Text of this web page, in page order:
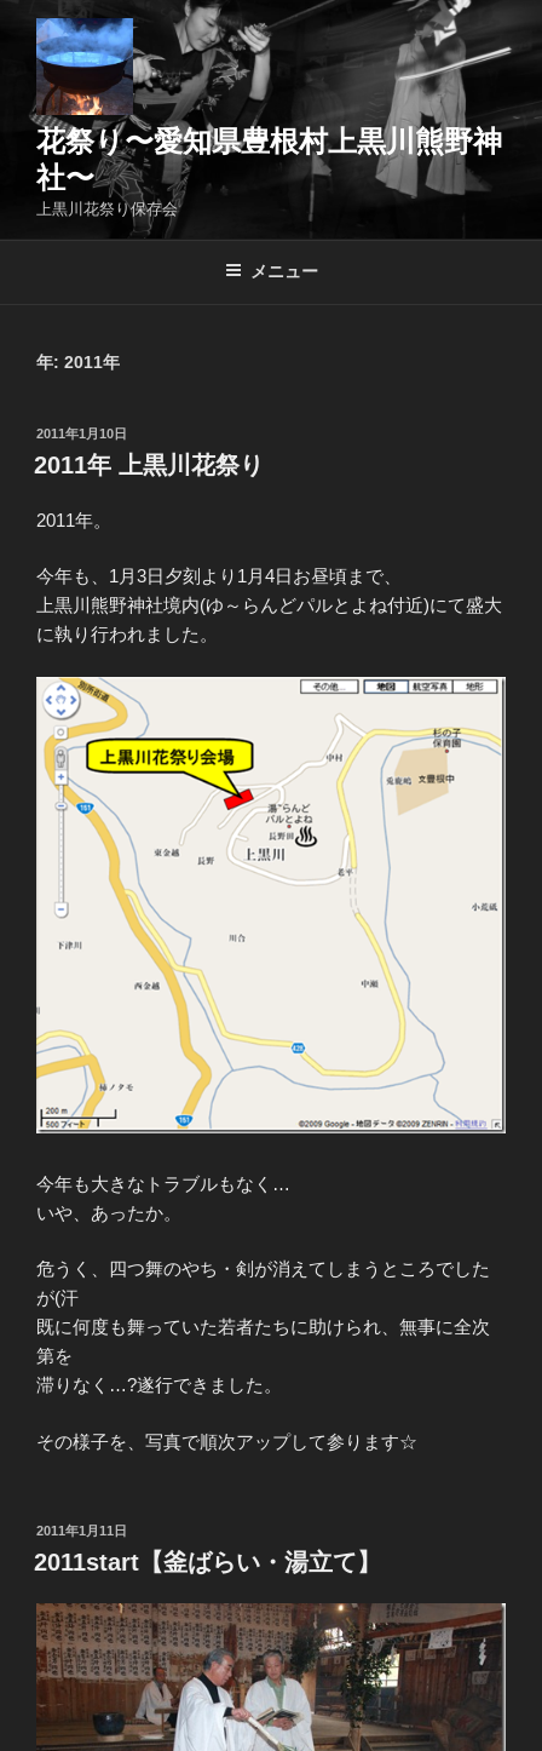
ッ
花祭り〜愛知県豊根村上黒川熊野神
社〜
上黒川花祭り保存会
メニュー
年: 2011年
投
稿
日:
2011年1月10日
2011年 上黒川花祭り
2011年。
今年も、1月3日夕刻より1月4日お昼頃まで、
上黒川熊野神社境内(ゆ～らんどパルとよね付近)にて盛大
に執り行われました。
今年も大きなトラブルもなく…
いや、あったか。
危うく、四つ舞のやち・剣が消えてしまうところでした
が(汗
既に何度も舞っていた若者たちに助けられ、無事に全次
第を
滞りなく…?遂行できました。
その様子を、写真で順次アップして参ります☆
投
稿
日:
2011年1月11日
2011start【釜ばらい・湯立て】